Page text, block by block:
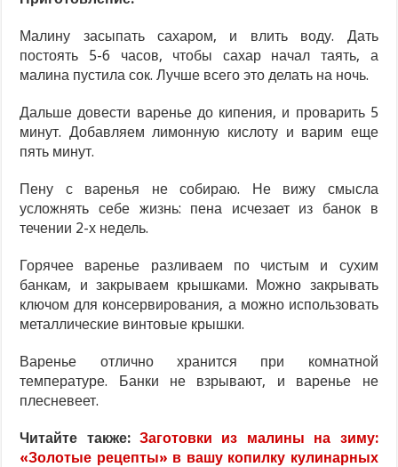
Малину засыпать сахаром, и влить воду. Дать
постоять 5-6 часов, чтобы сахар начал таять, а
малина пустила сок. Лучше всего это делать на ночь.
Дальше довести варенье до кипения, и проварить 5
минут. Добавляем лимонную кислоту и варим еще
пять минут.
Пену с варенья не собираю. Не вижу смысла
усложнять себе жизнь: пена исчезает из банок в
течении 2-х недель.
Горячее варенье разливаем по чистым и сухим
банкам, и закрываем крышками. Можно закрывать
ключом для консервирования, а можно использовать
металлические винтовые крышки.
Варенье отлично хранится при комнатной
температуре. Банки не взрывают, и варенье не
плесневеет.
Читайте также:Заготовки из малины на зиму:
«Золотые рецепты» в вашу копилку кулинарных